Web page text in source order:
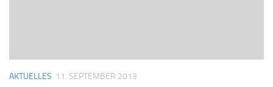
AKTUELLES 11. SEPTEMBER 2013